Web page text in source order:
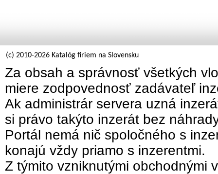
(c) 2010-2026 Katalóg firiem na Slovensku
Za obsah a správnosť všetkých
miere zodpovednosť zadávateľ
Ak administrár servera uzná
si právo takýto inzerát bez
Portál nemá nič spoločného s
konajú vždy priamo s inzerentmi.
Z týmito vzniknutými obchodnými